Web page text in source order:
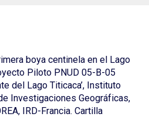
boya centinela en el Lago
Piloto PNUD 05-B-05
del Lago Titicaca’, Instituto
Investigaciones Geográficas,
IRD-Francia. Cartilla